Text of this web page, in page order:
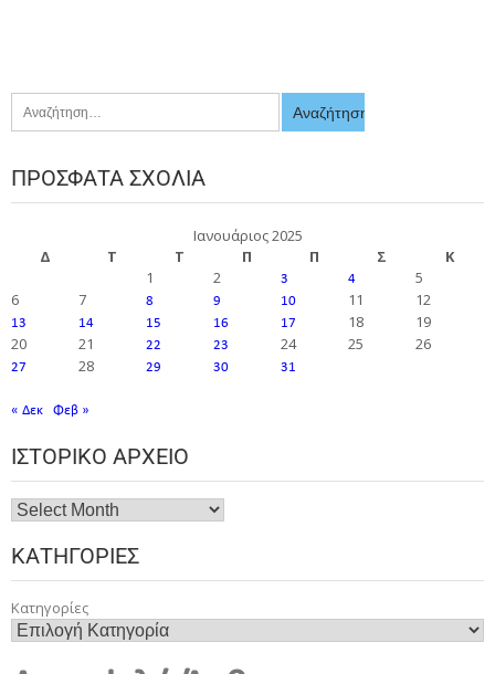
ΠΡΌΣΦΑΤΑ ΣΧΌΛΙΑ
Ιανουάριος 2025
Δ
Τ Τ Π Π Σ
Κ
1
2 3 4
5
6
7 8 9 10 11 12
13 14 15 16 17 18
19
20
21 22 23 24 25 26
27 28 29 30 31
« Δεκ Φεβ »
ΙΣΤΟΡΙΚΌ ΑΡΧΕΊΟ
ΚΑΤΗΓΟΡΊΕΣ
Κατηγορίες